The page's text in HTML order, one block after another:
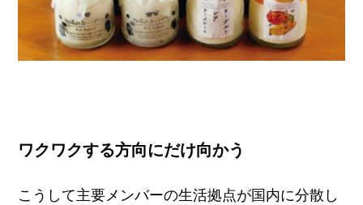
ワクワクする方向にだけ向かう
こうして主要メンバーの生活拠点が国内に分散し